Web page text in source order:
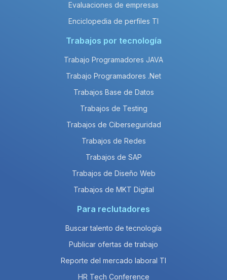
Evaluaciones de empresas
Enciclopedia de perfiles TI
Trabajos por tecnología
Trabajo Programadores JAVA
Trabajo Programadores .Net
Trabajos Base de Datos
Trabajos de Testing
Trabajos de Ciberseguridad
Trabajos de Redes
Trabajos de SAP
Trabajos de Diseño Web
Trabajos de MKT Digital
Para reclutadores
Buscar talento de tecnología
Publicar ofertas de trabajo
Reporte del mercado laboral TI
HR Tech Conference